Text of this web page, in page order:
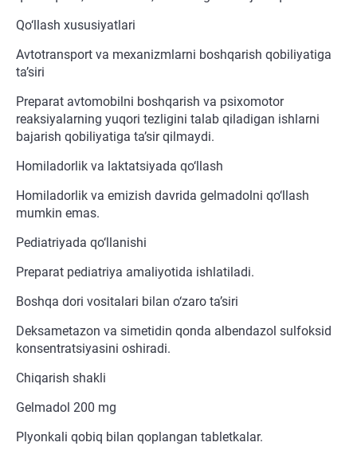
Qo‘llash xususiyatlari
Avtotransport va mexanizmlarni boshqarish qobiliyatiga
ta’siri
Preparat avtomobilni boshqarish va psixomotor
reaksiyalarning yuqori tezligini talab qiladigan ishlarni
bajarish qobiliyatiga ta’sir qilmaydi.
Homiladorlik va laktatsiyada qo‘llash
Homiladorlik va emizish davrida gelmadolni qo‘llash
mumkin emas.
Pediatriyada qo‘llanishi
Preparat pediatriya amaliyotida ishlatiladi.
Boshqa dori vositalari bilan o‘zaro ta’siri
Deksametazon va simetidin qonda albendazol sulfoksid
konsentratsiyasini oshiradi.
Chiqarish shakli
Gelmadol 200 mg
Plyonkali qobiq bilan qoplangan tabletkalar.